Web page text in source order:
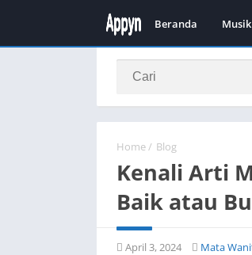
Beranda
Home / Blog
Kenali Arti
Baik atau
April 3, 2024 Mata